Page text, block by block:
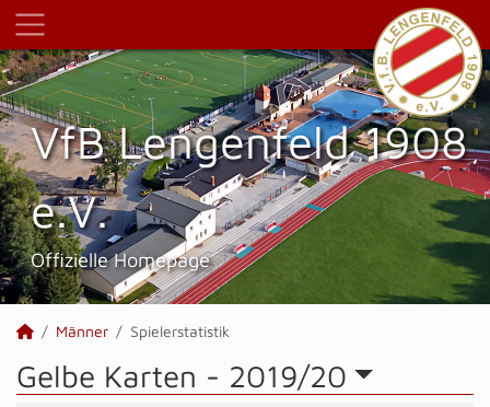
VfB Lengenfeld 1908
e.V.
Offizielle Homepage
Männer Spielerstatistik
Gelbe Karten - 2019/20